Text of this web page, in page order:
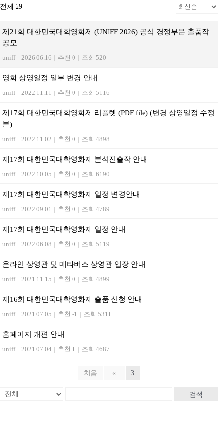
전체 29
제21회 대한민국대학영화제 (UNIFF 2026) 공식 경쟁부문 출품작
공모
uniff | 2026.06.16 | 추천 0 | 조회 520
영화 상영일정 일부 변경 안내
uniff | 2022.11.11 | 추천 0 | 조회 5116
제17회 대한민국대학영화제 리플렛 (PDF file) (변경 상영일정 수정
본)
uniff | 2022.11.02 | 추천 0 | 조회 4898
제17회 대한민국대학영화제 본석진출작 안내
uniff | 2022.10.05 | 추천 0 | 조회 6190
제17회 대한민국대학영화제 일정 변경안내
uniff | 2022.09.01 | 추천 0 | 조회 4789
제17회 대한민국대학영화제 일정 안내
uniff | 2022.06.08 | 추천 0 | 조회 5119
온라인 상영관 및 메타버스 상영관 입장 안내
uniff | 2021.11.15 | 추천 0 | 조회 4899
제16회 대한민국대학영화제 출품 신청 안내
uniff | 2021.07.05 | 추천 -1 | 조회 5311
홈페이지 개편 안내
uniff | 2021.07.04 | 추천 1 | 조회 4687
처음 « 3
검색